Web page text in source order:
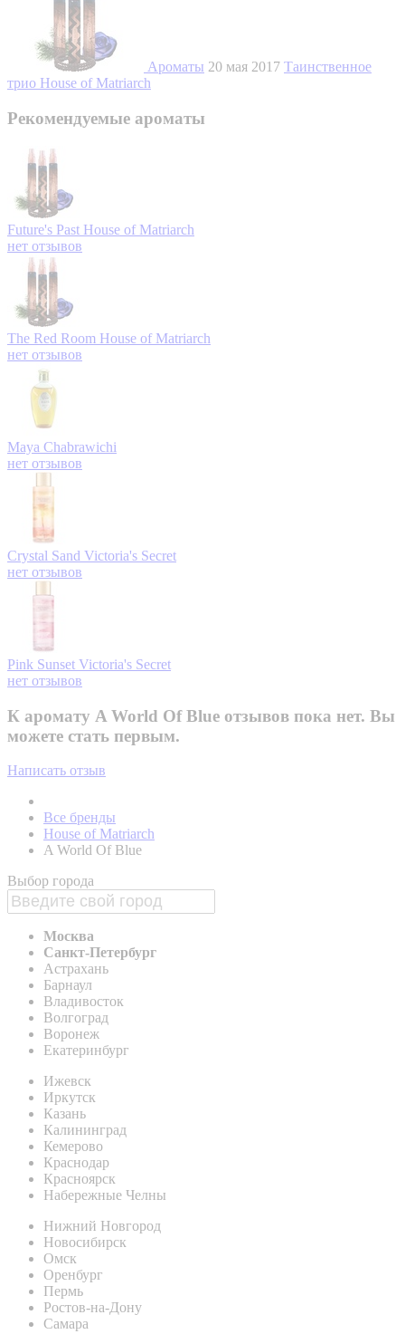
Ароматы 20 мая 2017 Таинственное
трио House of Matriarch
Рекомендуемые ароматы
Future's Past House of Matriarch
нет отзывов
The Red Room House of Matriarch
нет отзывов
Maya Chabrawichi
нет отзывов
Crystal Sand Victoria's Secret
нет отзывов
Pink Sunset Victoria's Secret
нет отзывов
К аромату A World Of Blue отзывов пока нет. Вы
можете стать первым.
Написать отзыв
Все бренды
House of Matriarch
A World Of Blue
Выбор города
Москва
Санкт-Петербург
Астрахань
Барнаул
Владивосток
Волгоград
Воронеж
Екатеринбург
Ижевск
Иркутск
Казань
Калининград
Кемерово
Краснодар
Красноярск
Набережные Челны
Нижний Новгород
Новосибирск
Омск
Оренбург
Пермь
Ростов-на-Дону
Самара